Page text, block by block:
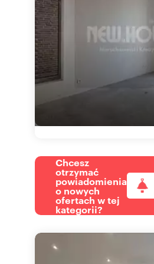
Chcesz
otrzymać
powiadomienia
o nowych
ofertach w tej
kategorii?